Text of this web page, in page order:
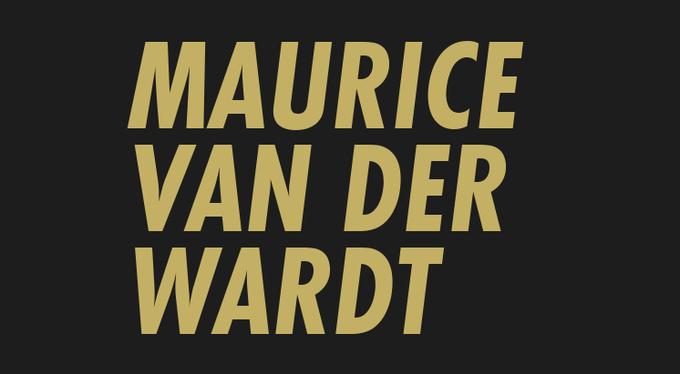
MAURICE
VAN DER
WARDT